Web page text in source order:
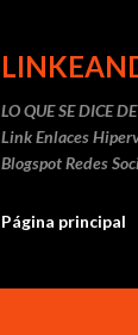
LO QUE SE DICE
Link Enlaces
Blogspot Redes
Página principal